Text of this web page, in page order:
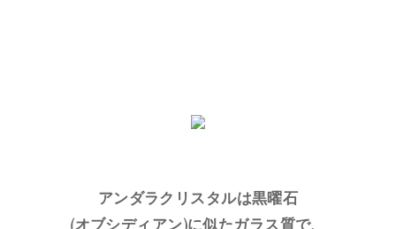
アンダラクリスタルは黒曜石
(オブシディアン)に似たガラス質で、